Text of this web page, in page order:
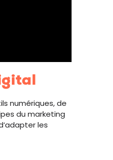
numériques, de
du marketing
les